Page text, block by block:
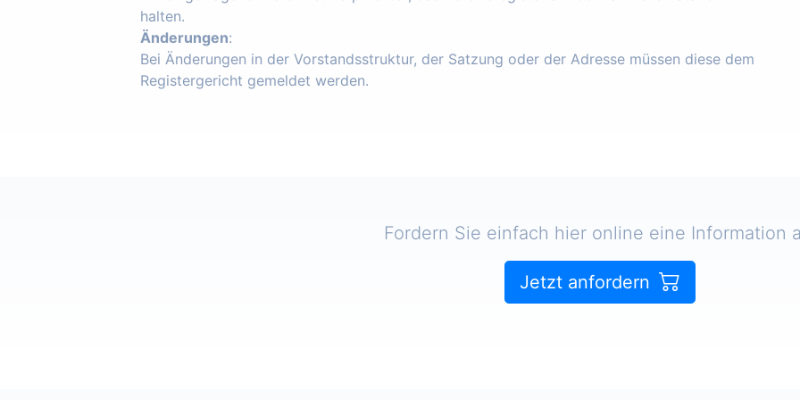
halten.
Änderungen:
Bei Änderungen in der Vorstandsstruktur, der Satzung oder der Adresse müssen diese dem
Registergericht gemeldet werden.
Fordern Sie einfach hier online eine Information
Jetzt anfordern